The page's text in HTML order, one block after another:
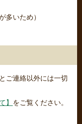
多いため）
ご連絡以外には一切
】 をご覧ください。